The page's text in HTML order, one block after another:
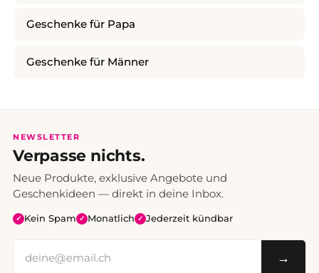
Geschenke für Papa
Geschenke für Männer
NEWSLETTER
Verpasse nichts.
Neue Produkte, exklusive Angebote und
Geschenkideen — direkt in deine Inbox.
✓ Kein Spam ✓ Monatlich ✓ Jederzeit kündbar
→